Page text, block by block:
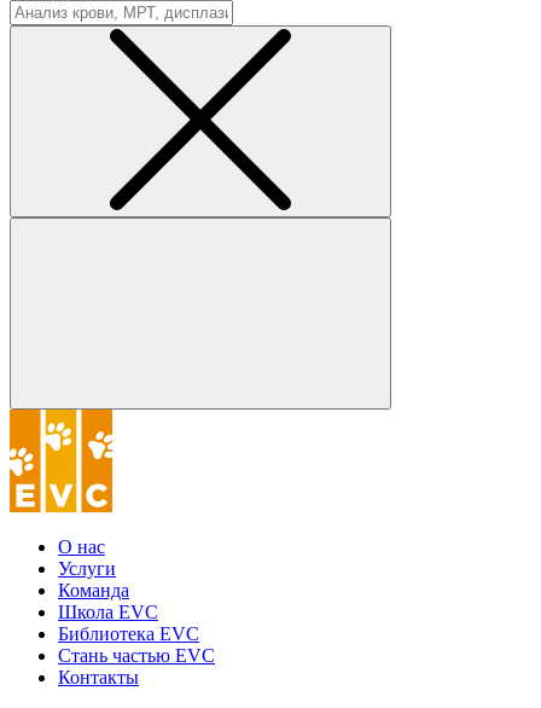
О нас
Услуги
Команда
Школа EVC
Библиотека EVC
Стань частью EVC
Контакты